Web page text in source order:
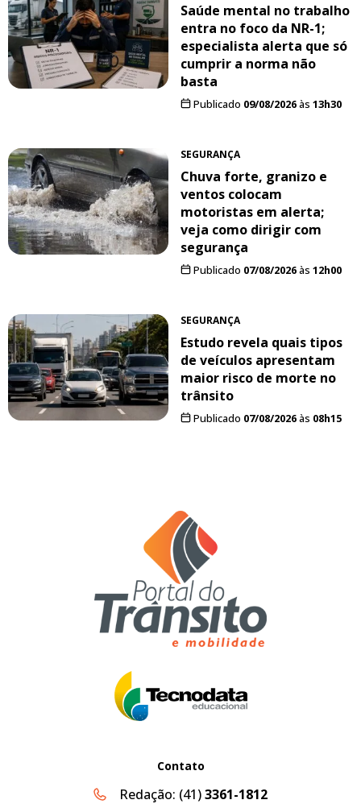
Saúde mental no trabalho
entra no foco da NR-1;
especialista alerta que só
cumprir a norma não
basta
Publicado 09/08/2026às 13h30
SEGURANÇA
Chuva forte, granizo e
ventos colocam
motoristas em alerta;
veja como dirigir com
segurança
Publicado 07/08/2026às 12h00
SEGURANÇA
Estudo revela quais tipos
de veículos apresentam
maior risco de morte no
trânsito
Publicado 07/08/2026às 08h15
Contato
Redação: (41)3361-1812